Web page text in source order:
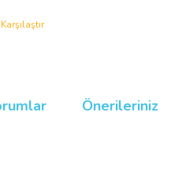
Karşılaştır
Önerileriniz